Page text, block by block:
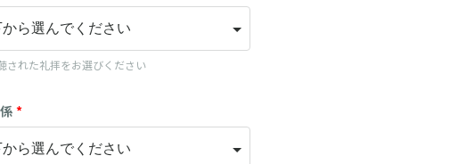
された礼拝をお選びください
*